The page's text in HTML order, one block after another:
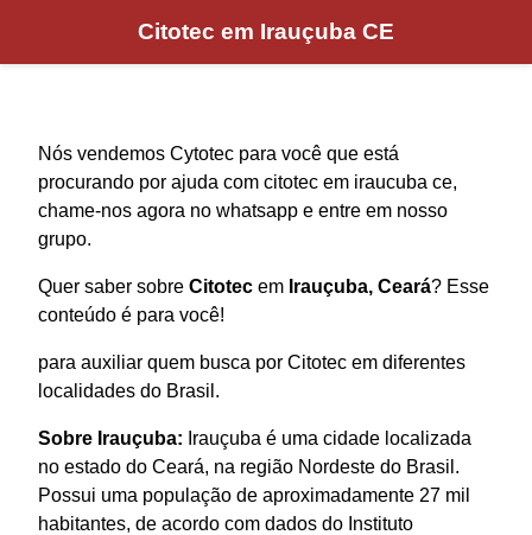
Citotec em Irauçuba CE
Nós vendemos Cytotec para você que está
procurando por ajuda com citotec em iraucuba ce,
chame-nos agora no whatsapp e entre em nosso
grupo.
Quer saber sobre Citotec em Irauçuba, Ceará? Esse
conteúdo é para você!
para auxiliar quem busca por Citotec em diferentes
localidades do Brasil.
Sobre Irauçuba: Irauçuba é uma cidade localizada
no estado do Ceará, na região Nordeste do Brasil.
Possui uma população de aproximadamente 27 mil
habitantes, de acordo com dados do Instituto